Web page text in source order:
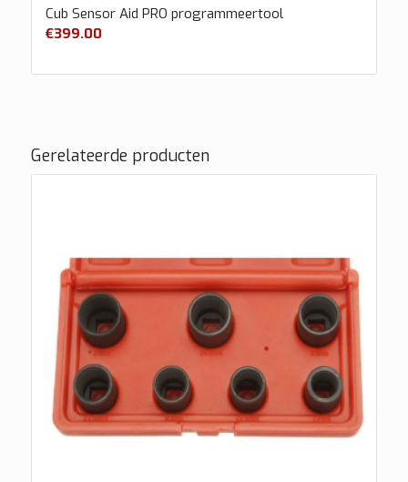
Cub Sensor Aid PRO programmeertool
€399.00
Gerelateerde producten